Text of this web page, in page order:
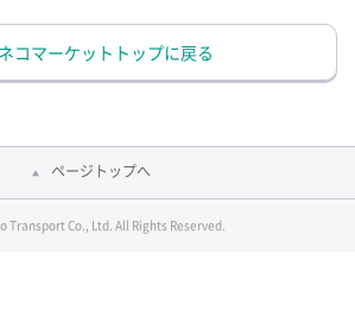
コマーケットトップに戻る
ページトップへ
Transport Co., Ltd. All Rights Reserved.